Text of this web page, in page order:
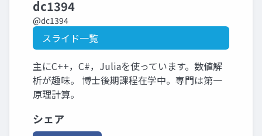
dc1394
@dc1394
スライド一覧
主にC++，C#，Juliaを使っています。数値解
析が趣味。 博士後期課程在学中。専門は第一
原理計算。
シェア